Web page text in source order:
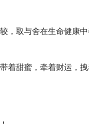
，取与舍在生命健康
着甜蜜，牵着财运，